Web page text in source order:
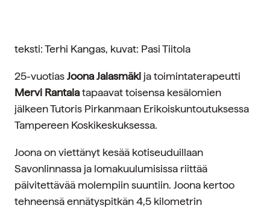
teksti: Terhi Kangas, kuvat: Pasi Tiitola
25-vuotiasJoona Jalasmäki ja toimintaterapeutti
Mervi Rantalatapaavat toisensa kesälomien
jälkeen Tutoris Pirkanmaan Erikoiskuntoutuksessa
Tampereen Koskikeskuksessa.
Joona on viettänyt kesää kotiseuduillaan
Savonlinnassa ja lomakuulumisissa riittää
päivitettävää molempiin suuntiin. Joona kertoo
tehneensä ennätyspitkän 4,5 kilometrin